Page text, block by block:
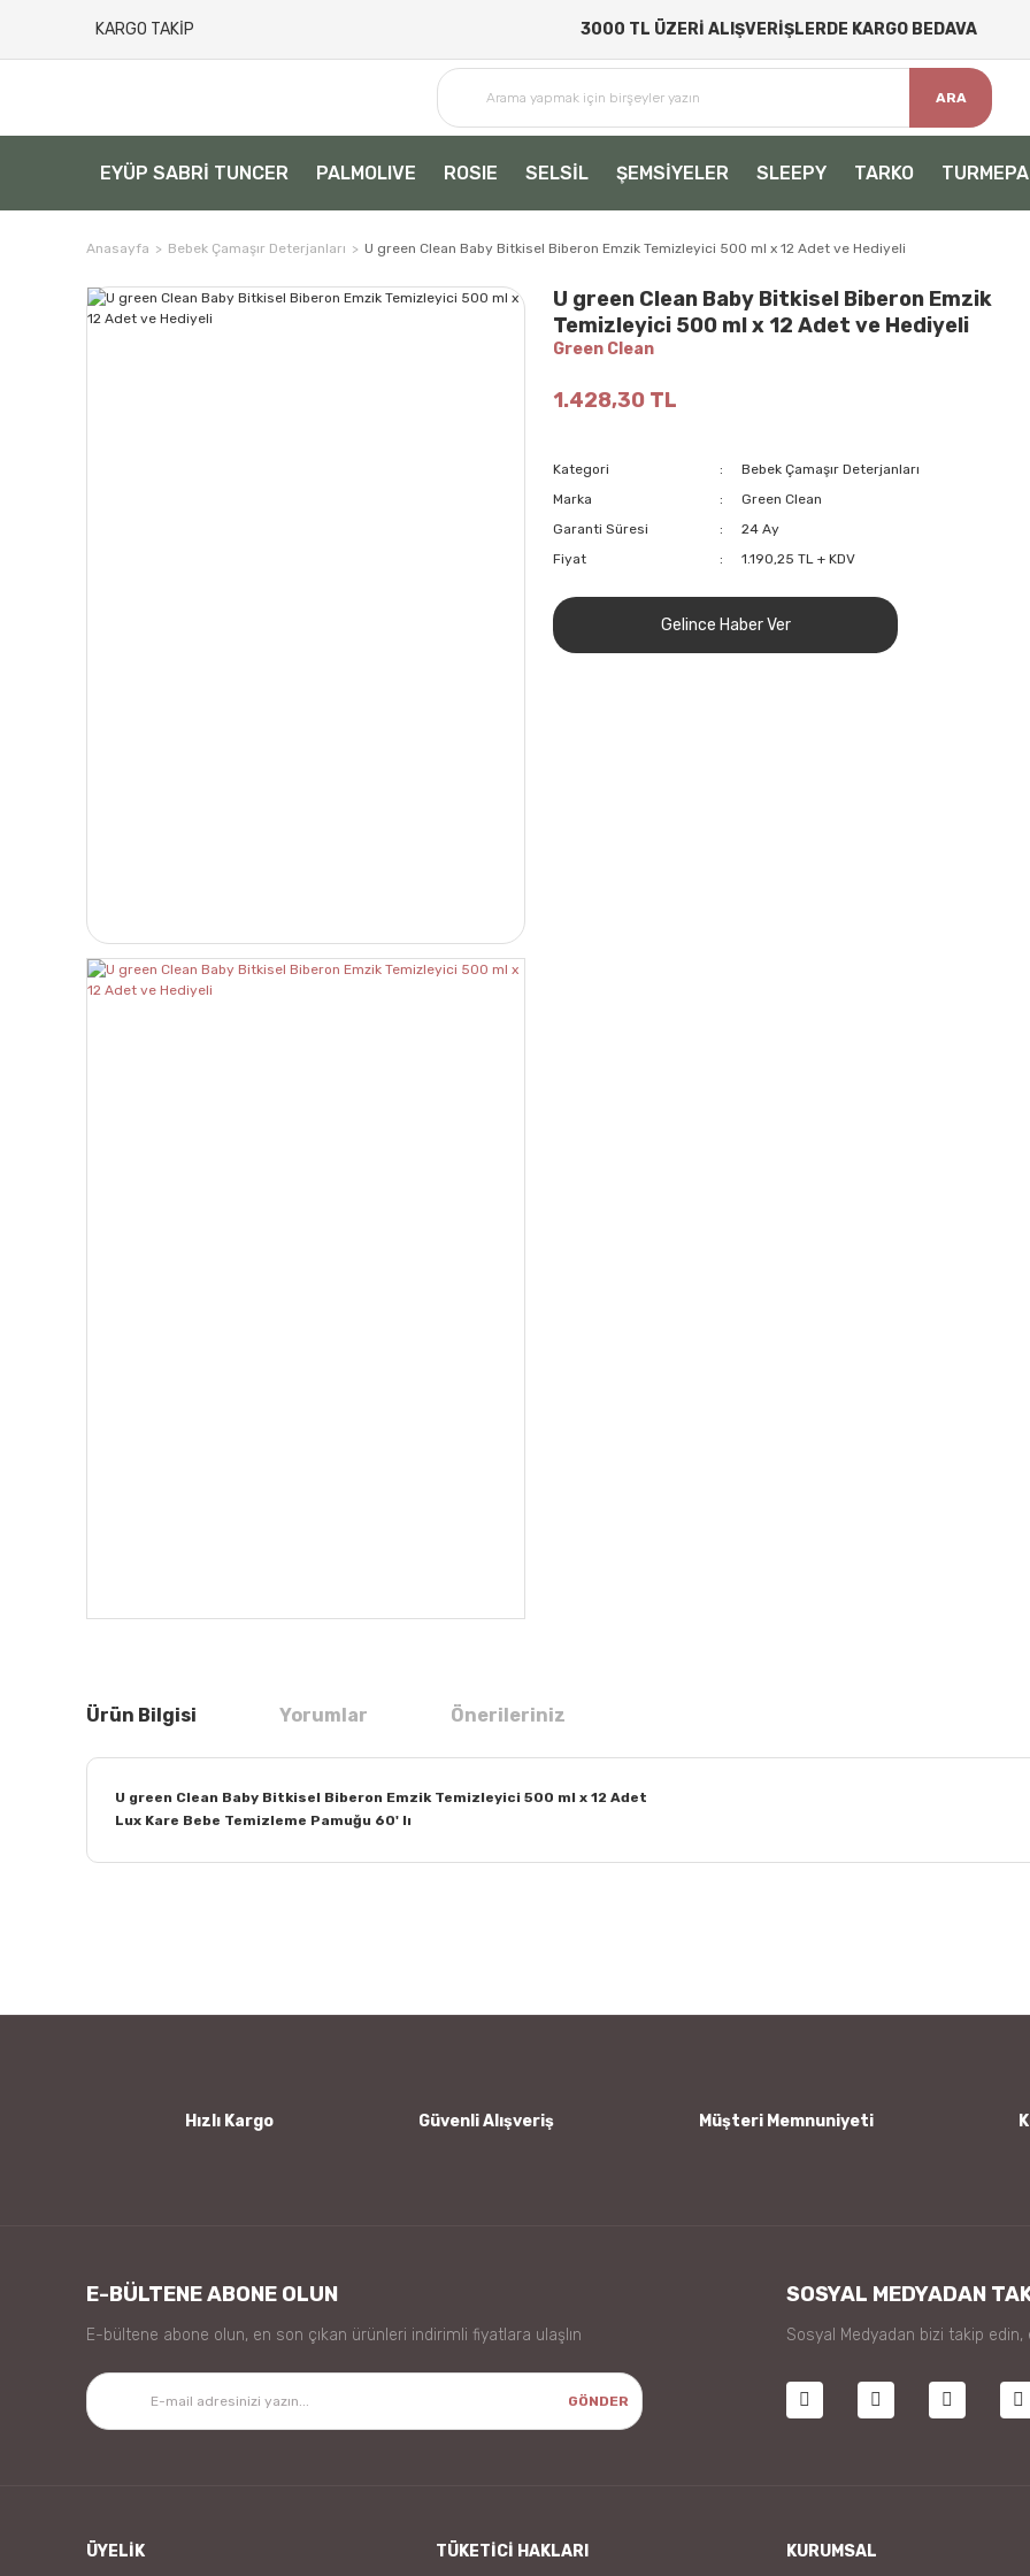
KARGO TAKİP 3000 TL ÜZERİ ALIŞVERİŞLERDE KARGO BEDAVA
ARA
EYÜP SABRİ TUNCER PALMOLIVE ROSIE SELSİL ŞEMSİYELER SLEEPY TARKO TURMEPA
Anasayfa Bebek Çamaşır Deterjanları U green Clean Baby Bitkisel Biberon Emzik Temizleyici 500 ml x 12 Adet ve Hediyeli
U green Clean Baby Bitkisel Biberon Emzik
Temizleyici 500 ml x 12 Adet ve Hediyeli
Green Clean
1.428,30 TL
Kategori
Bebek Çamaşır Deterjanları
Marka
Green Clean
Garanti Süresi
24 Ay
Fiyat
1.190,25 TL + KDV
Gelince Haber Ver
Ürün Bilgisi Yorumlar Önerileriniz
U green Clean Baby Bitkisel Biberon Emzik Temizleyici 500 ml x 12 Adet
Lux Kare Bebe Temizleme Pamuğu 60' lı
Hızlı Kargo Güvenli Alışveriş Müşteri Memnuniyeti
E-BÜLTENE ABONE OLUN
E-bültene abone olun, en son çıkan ürünleri indirimli fiyatlara ulaşlın
GÖNDER
SOSYAL MEDYADAN
Sosyal Medyadan bizi takip edin,
ÜYELİK TÜKETİCİ HAKLARI KURUMSAL